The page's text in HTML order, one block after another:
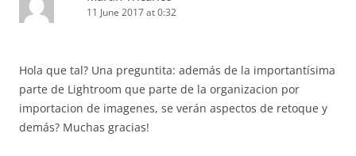
11 June 2017 at 0:32
Hola que tal? Una preguntita: además de la importantísima
parte de Lightroom que parte de la organizacion por
importacion de imagenes, se verán aspectos de retoque y
demás? Muchas gracias!